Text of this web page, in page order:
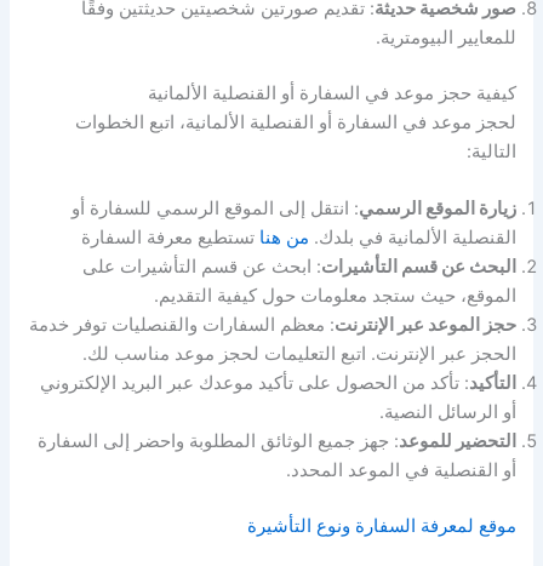
صور شخصية حديثة: تقديم صورتين شخصيتين حديثتين وفقًا
للمعايير البيومترية.
كيفية حجز موعد في السفارة أو القنصلية الألمانية
لحجز موعد في السفارة أو القنصلية الألمانية، اتبع الخطوات
التالية:
زيارة الموقع الرسمي: انتقل إلى الموقع الرسمي للسفارة أو
القنصلية الألمانية في بلدك. من هنا تستطيع معرفة السفارة
البحث عن قسم التأشيرات: ابحث عن قسم التأشيرات على
الموقع، حيث ستجد معلومات حول كيفية التقديم.
حجز الموعد عبر الإنترنت: معظم السفارات والقنصليات توفر خدمة
الحجز عبر الإنترنت. اتبع التعليمات لحجز موعد مناسب لك.
التأكيد: تأكد من الحصول على تأكيد موعدك عبر البريد الإلكتروني
أو الرسائل النصية.
التحضير للموعد: جهز جميع الوثائق المطلوبة واحضر إلى السفارة
أو القنصلية في الموعد المحدد.
موقع لمعرفة السفارة ونوع التأشيرة